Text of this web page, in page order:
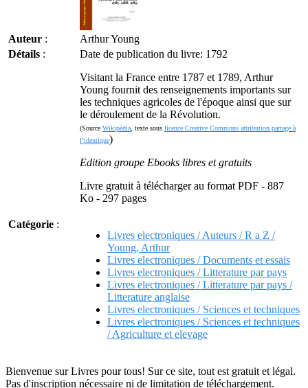
Auteur :
Arthur Young
Détails :
Date de publication du livre: 1792
Visitant la France entre 1787 et 1789, Arthur
Young fournit des renseignements importants sur
les techniques agricoles de l'époque ainsi que sur
le déroulement de la Révolution.
(Source Wikipédia , texte sous licence Creative Commons attribution partage à
l’identique)
Edition groupe Ebooks libres et gratuits
Livre gratuit à télécharger au format PDF - 887
Ko - 297 pages
Catégorie :
Livres electroniques / Auteurs / R a Z /
Young, Arthur
Livres electroniques / Documents et essais
Livres electroniques / Litterature par pays
Livres electroniques / Litterature par pays /
Litterature anglaise
Livres electroniques / Sciences et techniques
Livres electroniques / Sciences et techniques
/ Agriculture et elevage
Bienvenue sur Livres pour tous! Sur ce site, tout est gratuit et légal.
Pas d'inscription nécessaire ni de limitation de téléchargement.